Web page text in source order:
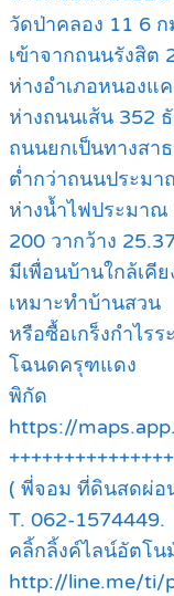
วัดป่าคลอง 11 6 ก
เข้าจากถนนรังสิต
ห่างอำเภอหนองแ
ห่างถนนเส้น 352
ถนนยกเป็นทางสา
ต่ำกว่าถนนประมา
ห่างน้ำไฟประมาณ
200 วากว้าง
มีเพื่อนบ้านใกล้เคีย
เหมาะทำบ้านสวน
หรือซื้อเกร็งกำไรร
โฉนดครุฑแดง
พิกัด
https://
( พี่จอม ที่ดินสดผ่อ
T. 062-1574449.
คลิ้กลิ้งค์ไลน์อัตโน
http://line.me/ti/